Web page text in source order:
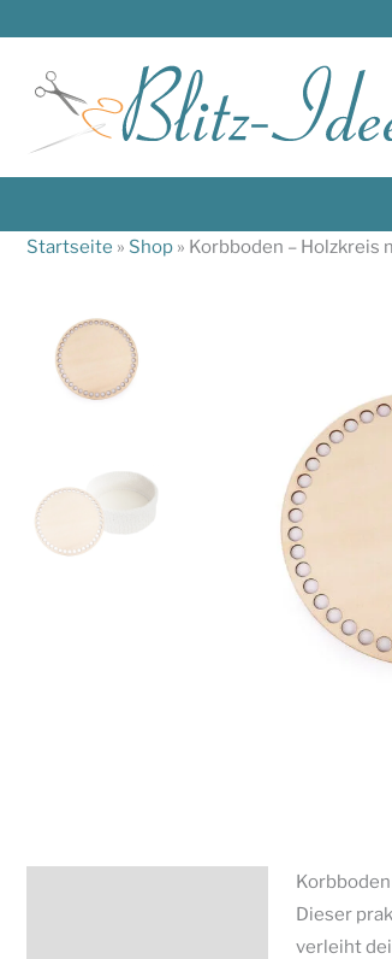
springen
Startseite » Shop » Korbboden – Holzkreis
Dieser
verleiht